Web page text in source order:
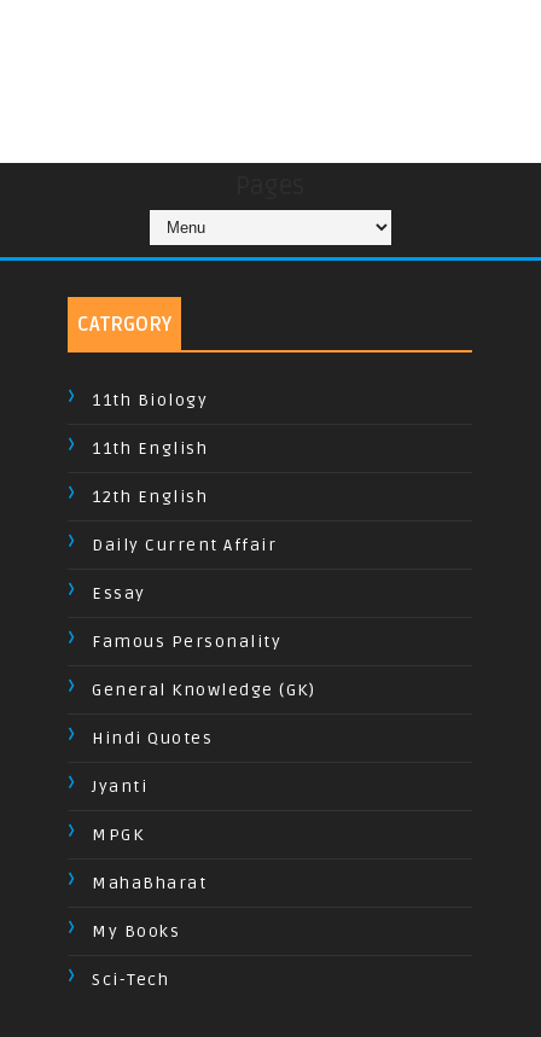
CATRGORY
11th Biology
11th English
12th English
Daily Current Affair
Essay
Famous Personality
General Knowledge (GK)
Hindi Quotes
Jyanti
MPGK
MahaBharat
My Books
Sci-Tech